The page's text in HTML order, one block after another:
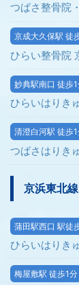
つばさ整骨院
京成大久保駅 徒
ひらい整骨院
妙典駅南口 徒歩
ひらいはりき
清澄白河駅 徒歩
つばさはりき
京浜東北
蒲田駅西口 駅徒
ひらいはりき
梅屋敷駅 徒歩1分